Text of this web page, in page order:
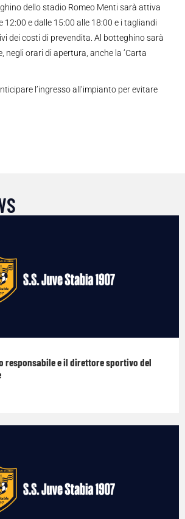
dello stadio Romeo Menti sarà attiva
12:00 e dalle 15:00 alle 18:00 e i tagliandi
dei costi di prevendita. Al botteghino sarà
negli orari di apertura, anche la ‘Carta
l’ingresso all’impianto per evitare
responsabile e il direttore sportivo del